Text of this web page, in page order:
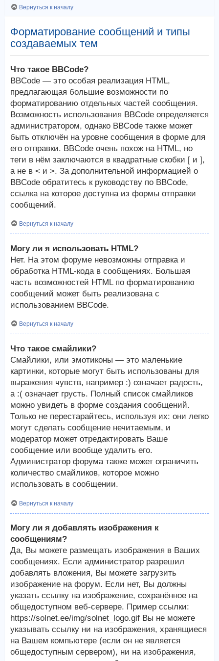
Вернуться к началу
Форматирование сообщений и типы
создаваемых тем
Что такое BBCode?
BBCode — это особая реализация HTML,
предлагающая большие возможности по
форматированию отдельных частей сообщения.
Возможность использования BBCode определяется
администратором, однако BBCode также может
быть отключён на уровне сообщения в форме для
его отправки. BBCode очень похож на HTML, но
теги в нём заключаются в квадратные скобки [ и ],
а не в < и >. За дополнительной информацией о
BBCode обратитесь к руководству по BBCode,
ссылка на которое доступна из формы отправки
сообщений.
Вернуться к началу
Могу ли я использовать HTML?
Нет. На этом форуме невозможны отправка и
обработка HTML-кода в сообщениях. Большая
часть возможностей HTML по форматированию
сообщений может быть реализована с
использованием BBCode.
Вернуться к началу
Что такое смайлики?
Смайлики, или эмотиконы — это маленькие
картинки, которые могут быть использованы для
выражения чувств, например :) означает радость,
а :( означает грусть. Полный список смайликов
можно увидеть в форме создания сообщений.
Только не перестарайтесь, используя их: они легко
могут сделать сообщение нечитаемым, и
модератор может отредактировать Ваше
сообщение или вообще удалить его.
Администратор форума также может ограничить
количество смайликов, которое можно
использовать в сообщении.
Вернуться к началу
Могу ли я добавлять изображения к
сообщениям?
Да, Вы можете размещать изображения в Ваших
сообщениях. Если администратор разрешил
добавлять вложения, Вы можете загрузить
изображение на форум. Если нет, Вы должны
указать ссылку на изображение, сохранённое на
общедоступном веб-сервере. Пример ссылки:
https://solnet.ee/img/solnet_logo.gif Вы не можете
указывать ссылку ни на изображения, хранящиеся
на Вашем компьютере (если он не является
общедоступным сервером), ни на изображения,